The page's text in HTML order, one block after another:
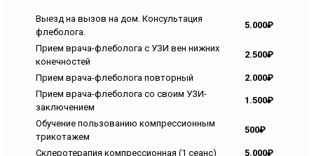
Выезд на вызов на дом. Консультация
флеболога.
5.000₽
Прием врача-флеболога с УЗИ вен нижних
конечностей
2.500₽
Прием врача-флеболога повторный
2.000₽
Прием врача-флеболога со своим УЗИ-
заключением
1.500₽
Обучение пользованию компрессионным
трикотажем
500₽
Склеротерапия компрессионная (1 сеанс)
5.000₽